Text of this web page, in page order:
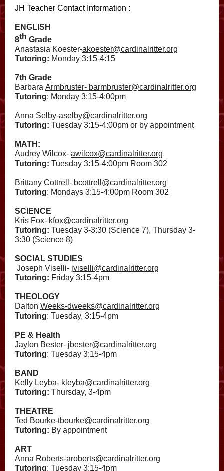
JH Teacher Contact Information :
ENGLISH
8th Grade
Anastasia Koester-akoester@cardinalritter.org
Tutoring: Monday 3:15-4:15
7th Grade
Barbara Armbruster- barmbruster@cardinalritter.org
Tutoring: Monday 3:15-4:00pm
Anna Selby-aselby@cardinalritter.org
Tutoring: Tuesday 3:15-4:00pm or by appointment
MATH:
Audrey Wilcox- awilcox@cardinalritter.org
Tutoring: Tuesday 3:15-4:00pm Room 302
Brittany Cottrell- bcottrell@cardinalritter.org
Tutoring: Mondays 3:15-4:00pm Room 302
SCIENCE
Kris Fox- kfox@cardinalritter.org
Tutoring: Tuesday 3-3:30 (Science 7), Thursday 3-
3:30 (Science 8)
SOCIAL STUDIES
Joseph Viselli- jviselli@cardinalritter.org
Tutoring: Friday 3:15-4pm
THEOLOGY
Dalton Weeks-dweeks@cardinalritter.org
Tutoring: Tuesday, 3:15-4pm
PE & Health
Jaylon Bester- jbester@cardinalritter.org
Tutoring: Tuesday 3:15-4pm
BAND
Kelly Leyba- kleyba@cardinalritter.org
Tutoring: Thursday, 3-4pm
THEATRE
Ted Bourke-tbourke@cardinalritter.org
Tutoring: By appointment
ART
Anna Roberts-aroberts@cardinalritter.org
Tutoring: Tuesday 3:15-4pm